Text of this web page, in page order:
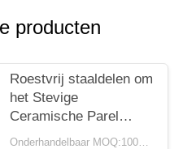
producten
Roestvrij staaldelen om
het Stevige
Ceramische Parel
Vernietigen
Onderhandelbaar MOQ:100KGS